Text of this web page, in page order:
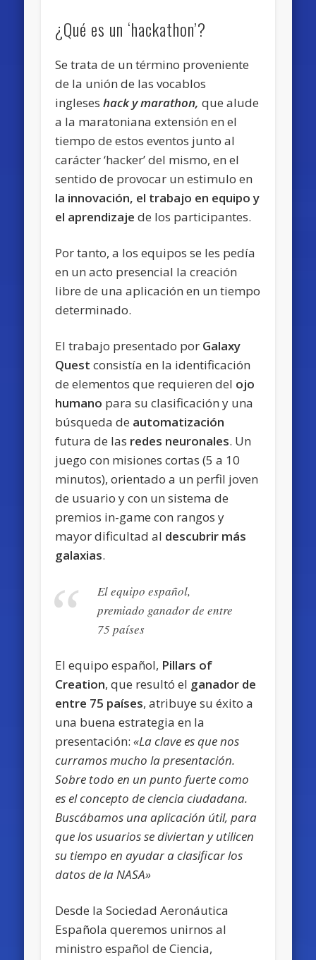
¿Qué es un ‘hackathon’?
Se trata de un término proveniente
de la unión de las vocablos
ingleses hack y marathon,que alude
a la maratoniana extensión en el
tiempo de estos eventos junto al
carácter ‘hacker’ del mismo, en el
sentido de provocar un estimulo en
la innovación, el trabajo en equipo y
el aprendizaje de los participantes.
Por tanto, a los equipos se les pedía
en un acto presencial la creación
libre de una aplicación en un tiempo
determinado.
El trabajo presentado por Galaxy
Quest consistía en la identificación
de elementos que requieren del ojo
humano para su clasificación y una
búsqueda de automatización
futura de las redes neuronales. Un
juego con misiones cortas (5 a 10
minutos), orientado a un perfil joven
de usuario y con un sistema de
premios in-game con rangos y
mayor dificultad al descubrir más
galaxias.
El equipo español,
premiado ganador de entre
75 países
El equipo español, Pillars of
Creation, que resultó el ganador de
entre 75 países, atribuye su éxito a
una buena estrategia en la
presentación:«La clave es que nos
curramos mucho la presentación.
Sobre todo en un punto fuerte como
es el concepto de ciencia ciudadana.
Buscábamos una aplicación útil, para
que los usuarios se diviertan y utilicen
su tiempo en ayudar a clasificar los
datos de la NASA»
Desde la Sociedad Aeronáutica
Española queremos unirnos al
ministro español de Ciencia,